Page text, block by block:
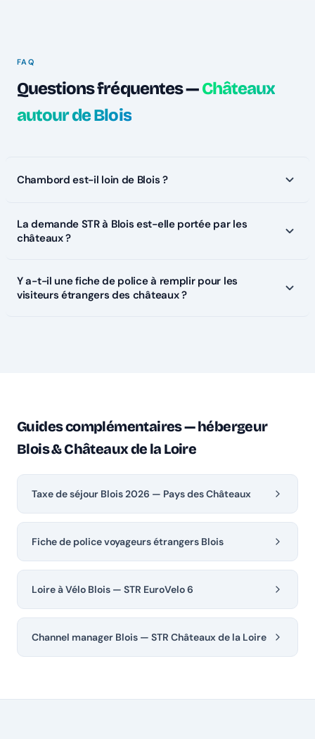
FAQ
Questions fréquentes —Châteaux
autour de Blois
Chambord est-il loin de Blois ?
La demande STR à Blois est-elle portée par les
châteaux ?
Y a-t-il une fiche de police à remplir pour les
visiteurs étrangers des châteaux ?
Guides complémentaires — hébergeur
Blois & Châteaux de la Loire
Taxe de séjour Blois 2026 — Pays des Châteaux
Fiche de police voyageurs étrangers Blois
Loire à Vélo Blois — STR EuroVelo 6
Channel manager Blois — STR Châteaux de la Loire